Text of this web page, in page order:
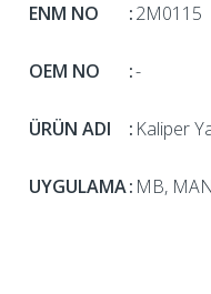
ENM NO :2M0115
OEM NO :-
ÜRÜN ADI : Kaliper
UYGULAMA: MB,